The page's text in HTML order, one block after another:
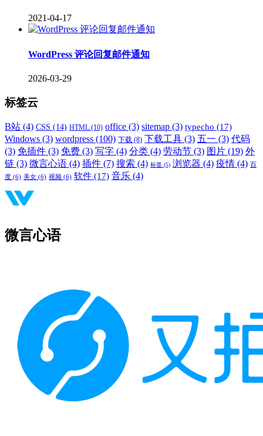
2021-04-17
WordPress 评论回复邮件通知
2026-03-29
标签云
B站 (4) CSS (14) HTML (10) office (3) sitemap (3) typecho (17)
Windows (3) wordpress (100) 下载 (8) 下载工具 (3) 五一 (3) 代码
(3) 免插件 (3) 免费 (3) 写字 (4) 分类 (4) 劳动节 (3) 图片 (19) 外
链 (3) 微言心语 (4) 插件 (7) 搜索 (4) 标签 (5) 浏览器 (4) 疫情 (4) 百
度 (6) 美女 (6) 视频 (6) 软件 (17) 音乐 (4)
微言心语